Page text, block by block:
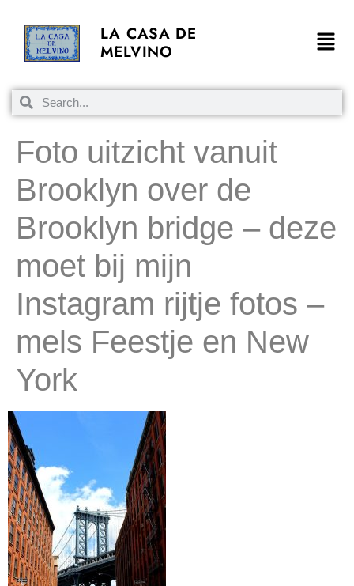
LA CASA DE
MELVINO
Foto uitzicht vanuit
Brooklyn over de
Brooklyn bridge – deze
moet bij mijn
Instagram rijtje fotos –
mels Feestje en New
York